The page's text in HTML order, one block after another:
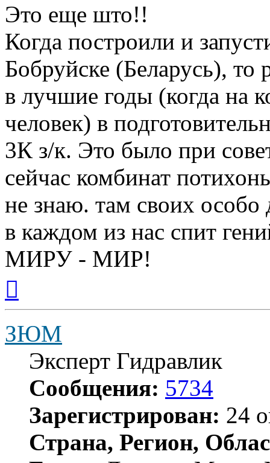
Это еще што!!
Когда построили и
Бобруйске (Беларусь),
в лучшие годы (когда на
человек) в
3К з/к. Это было при
сейчас комбинат
не знаю. там своих особо
в каждом из нас спит
МИРУ - МИР!
началу
ЗЮМ
Эксперт Гидравлик
Сообщения: 5734
Зарегистрирован: 24
Страна, Регион,